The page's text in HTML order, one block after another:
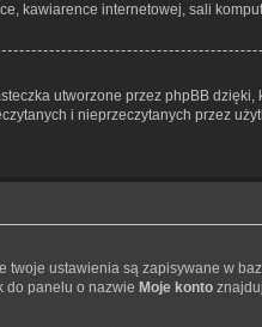
kawiarence internetowej, sali
utworzone przez phpBB
i nieprzeczytanych przez
ustawienia są zapisywane w
do panelu o nazwie Moje konto